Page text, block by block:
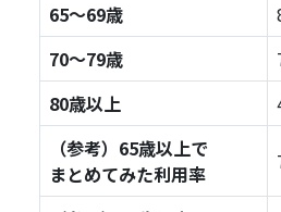
65～69歳
70～79歳
80歳以上
（参考）65歳以上で
まとめてみた利用率